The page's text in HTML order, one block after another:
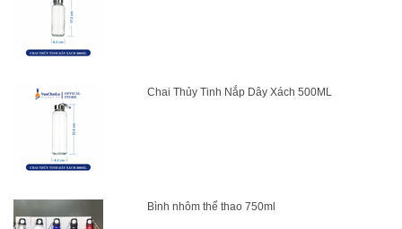
Chai Thủy Tinh Nắp Dây Xách 500ML
Bình nhôm thể thao 750ml